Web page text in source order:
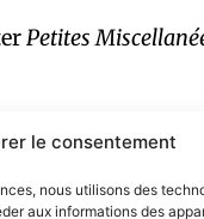
le consentement
nous utilisons des
aux informations des
Petites